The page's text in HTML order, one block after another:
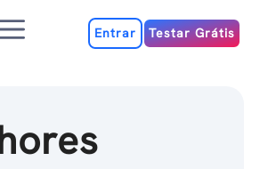
MenuEntrar Testar Grátis